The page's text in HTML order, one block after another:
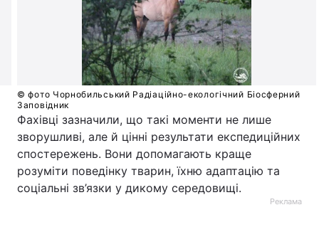
© фото Чорнобильський Радіаційно-екологічний Біосферний
Заповідник
Фахівці зазначили, що такі моменти не лише
зворушливі, але й цінні результати експедиційних
спостережень. Вони допомагають краще
розуміти поведінку тварин, їхню адаптацію та
соціальні зв’язки у дикому середовищі.
Реклама